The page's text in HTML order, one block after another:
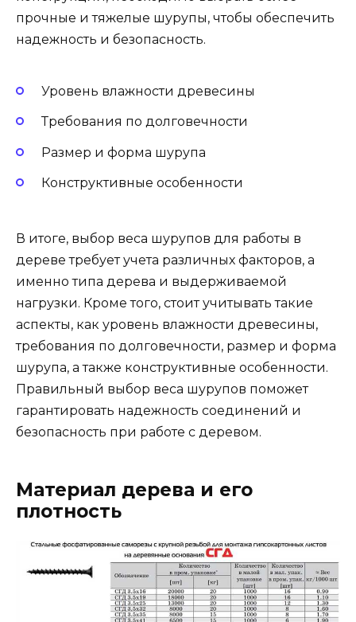
прочные и тяжелые шурупы, чтобы обеспечить
надежность и безопасность.
Уровень влажности древесины
Требования по долговечности
Размер и форма шурупа
Конструктивные особенности
В итоге, выбор веса шурупов для работы в
дереве требует учета различных факторов, а
именно типа дерева и выдерживаемой
нагрузки. Кроме того, стоит учитывать такие
аспекты, как уровень влажности древесины,
требования по долговечности, размер и форма
шурупа, а также конструктивные особенности.
Правильный выбор веса шурупов поможет
гарантировать надежность соединений и
безопасность при работе с деревом.
Материал дерева и его
плотность